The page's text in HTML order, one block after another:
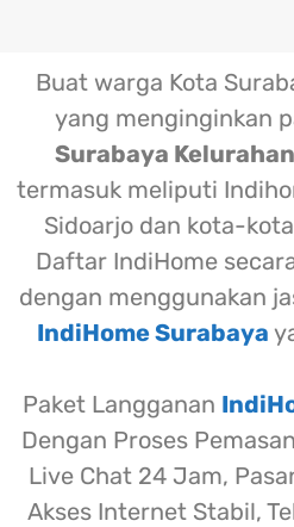
Buat warga Kota
yang menginginkan
Surabaya
termasuk meliputi
Sidoarjo dan kota-
Daftar IndiHome
dengan menggunakan
IndiHome Surabaya
Paket Langganan
Dengan Proses
Live Chat 24 Jam,
Akses Internet Stabil,